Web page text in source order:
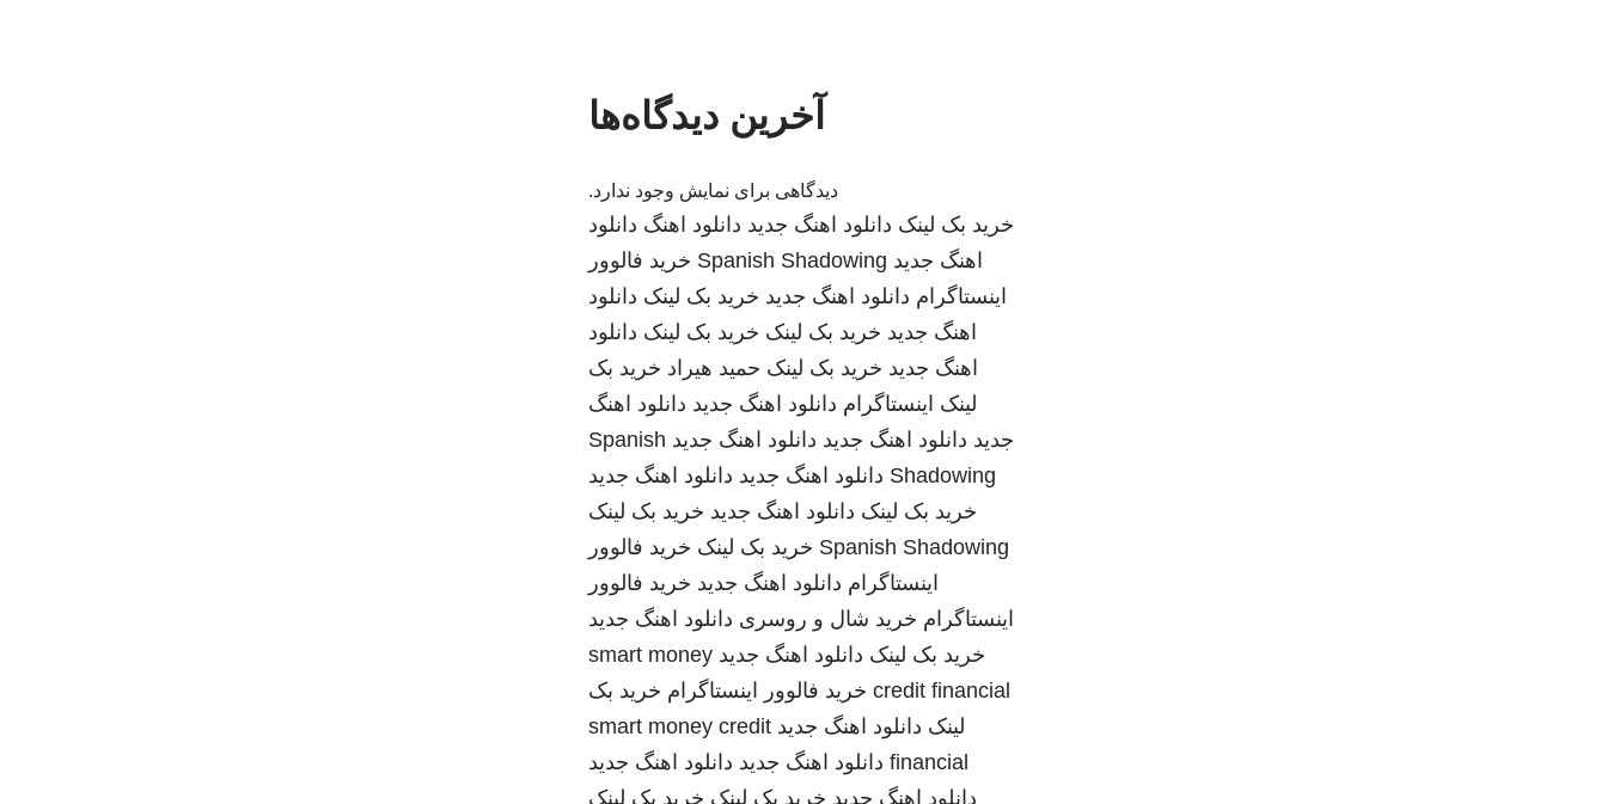
آخرین دیدگاه‌ها
دیدگاهی برای نمایش وجود ندارد.
خرید بک لینک دانلود اهنگ جدید دانلود اهنگ دانلود
اهنگ جدید Spanish Shadowing خرید فالوور
اینستاگرام دانلود اهنگ جدید خرید بک لینک دانلود
اهنگ جدید خرید بک لینک خرید بک لینک دانلود
اهنگ جدید خرید بک لینک حمید هیراد خرید بک
لینک اینستاگرام دانلود اهنگ جدید دانلود اهنگ
جدید دانلود اهنگ جدید دانلود اهنگ جدید Spanish
Shadowing دانلود اهنگ جدید دانلود اهنگ جدید
خرید بک لینک دانلود اهنگ جدید خرید بک لینک
Spanish Shadowing خرید بک لینک خرید فالوور
اینستاگرام دانلود اهنگ جدید خرید فالوور
اینستاگرام خرید شال و روسری دانلود اهنگ جدید
خرید بک لینک دانلود اهنگ جدید smart money
credit financial خرید فالوور اینستاگرام خرید بک
لینک دانلود اهنگ جدید smart money credit
financial دانلود اهنگ جدید دانلود اهنگ جدید
دانلود اهنگ جدید خرید بک لینک خرید بک لینک